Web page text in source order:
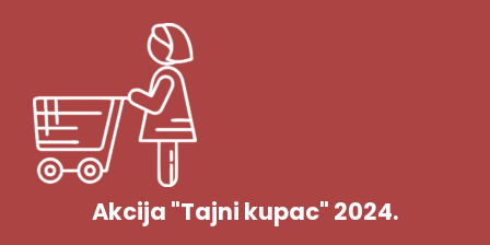
Akcija "Tajni kupac" 2024.